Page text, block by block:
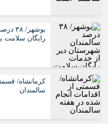
رایگان سلامت
کرمانشاه/
سالمندان